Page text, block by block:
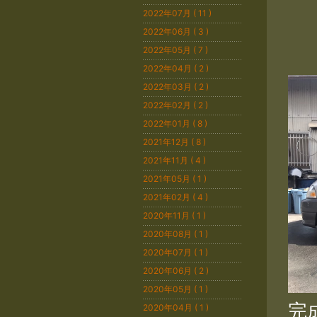
完
2022年07月 ( 11 )
2022年06月 ( 3 )
2022年05月 ( 7 )
2022年04月 ( 2 )
2022年03月 ( 2 )
2022年02月 ( 2 )
2022年01月 ( 8 )
2021年12月 ( 8 )
2021年11月 ( 4 )
2021年05月 ( 1 )
2021年02月 ( 4 )
2020年11月 ( 1 )
2020年08月 ( 1 )
2020年07月 ( 1 )
2020年06月 ( 2 )
2020年05月 ( 1 )
2020年04月 ( 1 )